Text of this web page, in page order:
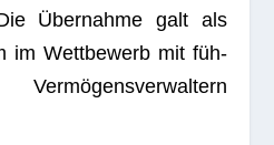
Über­nahme galt als
im Wett­be­werb mit füh­